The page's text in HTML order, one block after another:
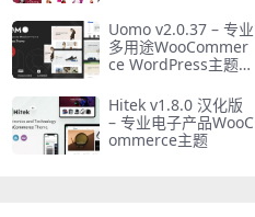
Uomo v2.0.37 – 专业
多用途WooCommer
ce WordPress主题汉
Hitek v1.8.0 汉化版
– 专业电子产品WooC
ommerce主题